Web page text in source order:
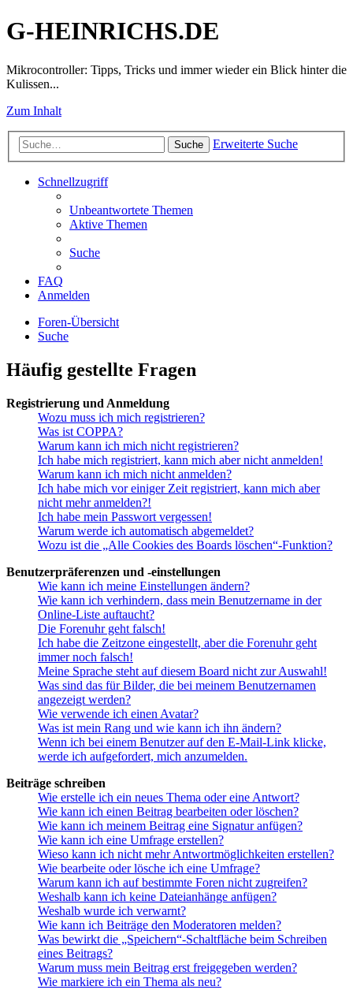
G-HEINRICHS.DE
Mikrocontroller: Tipps, Tricks und immer wieder ein Blick hinter die
Kulissen...
Zum Inhalt
Suche Erweiterte Suche
Schnellzugriff
Unbeantwortete Themen
Aktive Themen
Suche
FAQ
Anmelden
Foren-Übersicht
Suche
Häufig gestellte Fragen
Registrierung und Anmeldung
Wozu muss ich mich registrieren?
Was ist COPPA?
Warum kann ich mich nicht registrieren?
Ich habe mich registriert, kann mich aber nicht anmelden!
Warum kann ich mich nicht anmelden?
Ich habe mich vor einiger Zeit registriert, kann mich aber
nicht mehr anmelden?!
Ich habe mein Passwort vergessen!
Warum werde ich automatisch abgemeldet?
Wozu ist die „Alle Cookies des Boards löschen“-Funktion?
Benutzerpräferenzen und -einstellungen
Wie kann ich meine Einstellungen ändern?
Wie kann ich verhindern, dass mein Benutzername in der
Online-Liste auftaucht?
Die Forenuhr geht falsch!
Ich habe die Zeitzone eingestellt, aber die Forenuhr geht
immer noch falsch!
Meine Sprache steht auf diesem Board nicht zur Auswahl!
Was sind das für Bilder, die bei meinem Benutzernamen
angezeigt werden?
Wie verwende ich einen Avatar?
Was ist mein Rang und wie kann ich ihn ändern?
Wenn ich bei einem Benutzer auf den E-Mail-Link klicke,
werde ich aufgefordert, mich anzumelden.
Beiträge schreiben
Wie erstelle ich ein neues Thema oder eine Antwort?
Wie kann ich einen Beitrag bearbeiten oder löschen?
Wie kann ich meinem Beitrag eine Signatur anfügen?
Wie kann ich eine Umfrage erstellen?
Wieso kann ich nicht mehr Antwortmöglichkeiten erstellen?
Wie bearbeite oder lösche ich eine Umfrage?
Warum kann ich auf bestimmte Foren nicht zugreifen?
Weshalb kann ich keine Dateianhänge anfügen?
Weshalb wurde ich verwarnt?
Wie kann ich Beiträge den Moderatoren melden?
Was bewirkt die „Speichern“-Schaltfläche beim Schreiben
eines Beitrags?
Warum muss mein Beitrag erst freigegeben werden?
Wie markiere ich ein Thema als neu?